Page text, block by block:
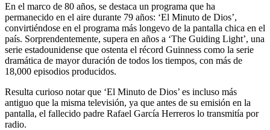
En el marco de 80 años, se destaca un programa que ha
permanecido en el aire durante 79 años: ‘El Minuto de Dios’,
convirtiéndose en el programa más longevo de la pantalla chica en el
país. Sorprendentemente, supera en años a ‘The Guiding Light’, una
serie estadounidense que ostenta el récord Guinness como la serie
dramática de mayor duración de todos los tiempos, con más de
18,000 episodios producidos.
Resulta curioso notar que ‘El Minuto de Dios’ es incluso más
antiguo que la misma televisión, ya que antes de su emisión en la
pantalla, el fallecido padre Rafael García Herreros lo transmitía por
radio.